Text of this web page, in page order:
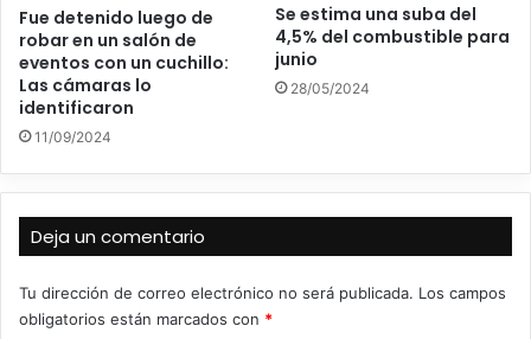
Fue detenido luego de
robar en un salón de
eventos con un cuchillo:
Las cámaras lo
identificaron
11/09/2024
Se estima una suba del
4,5% del combustible para
junio
28/05/2024
Deja un comentario
Tu dirección de correo electrónico no será publicada. Los campos
obligatorios están marcados con *